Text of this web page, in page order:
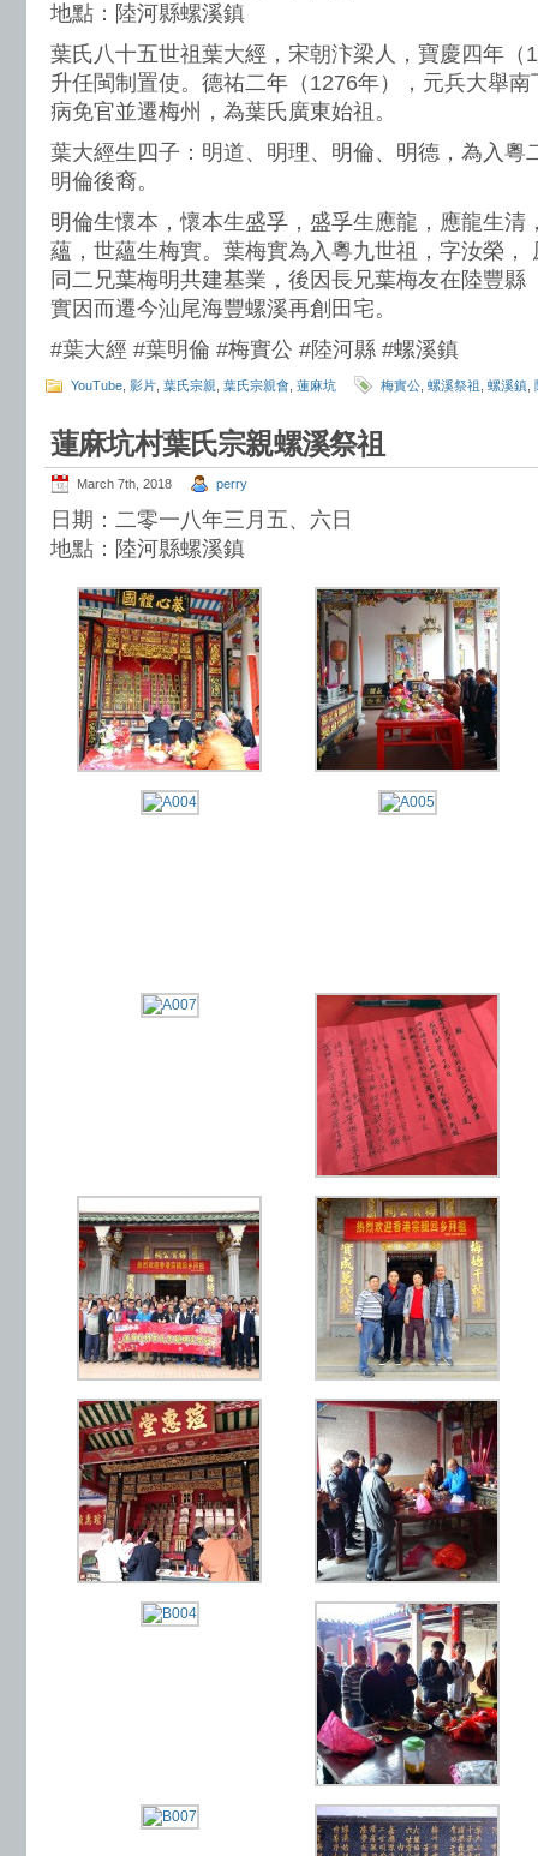
地點：陸河縣螺溪鎮
葉氏八十五世祖葉大經，宋朝汴梁人，寶慶四年（
升任閩制置使。德祐二年（1276年），元兵大舉
病免官並遷梅州，為葉氏廣東始祖。
葉大經生四子：明道、明理、明倫、明德，為入粵
明倫後裔。
明倫生懷本，懷本生盛孚，盛孚生應龍，應龍生清
蘊，世蘊生梅實。葉梅實為入粵九世祖，字汝榮，
同二兄葉梅明共建基業，後因長兄葉梅友在陸豐縣
實因而遷今汕尾海豐螺溪再創田宅。
#葉大經 #葉明倫 #梅實公 #陸河縣 #螺溪鎮
YouTube 影片 葉氏宗親 葉氏宗親會 蓮麻坑 梅實公 螺溪祭祖 螺溪鎮
蓮麻坑村葉氏宗親螺溪祭祖
March 7th, 2018 perry
日期：二零一八年三月五、六日
地點：陸河縣螺溪鎮